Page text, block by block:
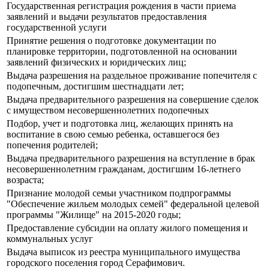
Государственная регистрация рождения в части приема
заявлений и выдачи результатов предоставления
государственной услуги
Принятие решения о подготовке документации по
планировке территории, подготовленной на основании
заявлений физических и юридических лиц;
Выдача разрешения на раздельное проживание попечителя с
подопечным, достигшим шестнадцати лет;
Выдача предварительного разрешения на совершение сделок
с имуществом несовершеннолетних подопечных
Подбор, учет и подготовка лиц, желающих принять на
воспитание в свою семью ребенка, оставшегося без
попечения родителей;
Выдача предварительного разрешения на вступление в брак
несовершеннолетним гражданам, достигшим 16-летнего
возраста;
Признание молодой семьи участником подпрограммы
"Обеспечение жильем молодых семей" федеральной целевой
программы "Жилище" на 2015-2020 годы;
Предоставление субсидии на оплату жилого помещения и
коммунальных услуг
Выдача выписок из реестра муниципального имущества
городского поселения город Серафимович.